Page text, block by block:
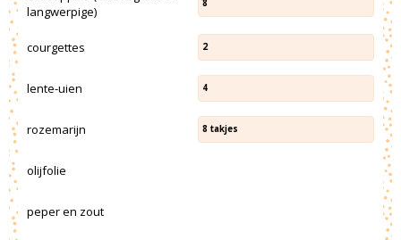
langwerpige)
8
courgettes 2
lente-uien 4
rozemarijn 8 takjes
olijfolie
peper en zout